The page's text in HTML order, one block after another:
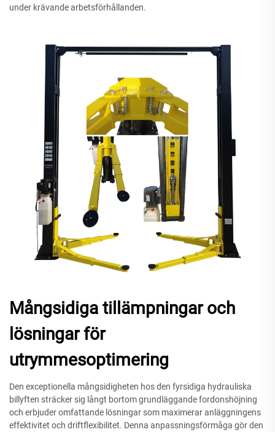
under krävande arbetsförhållanden.
Mångsidiga tillämpningar och
lösningar för
utrymmesoptimering
Den exceptionella mångsidigheten hos den fyrsidiga hydrauliska
billyften sträcker sig långt bortom grundläggande fordonshöjning
och erbjuder omfattande lösningar som maximerar anläggningens
effektivitet och driftflexibilitet. Denna anpassningsförmåga gör den